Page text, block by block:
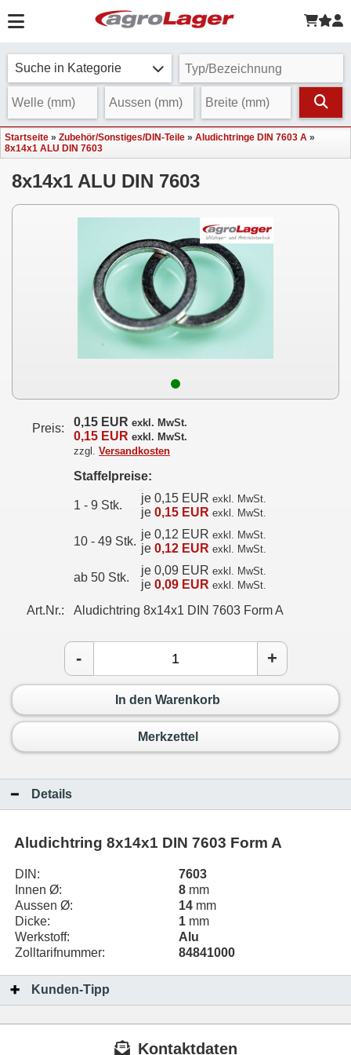
Suche in Kategorie
Startseite » Zubehör/Sonstiges/DIN-Teile » Aludichtringe DIN 7603 A »
8x14x1 ALU DIN 7603
8x14x1 ALU DIN 7603
Preis: 0,15 EUR exkl. MwSt.
0,15 EUR exkl. MwSt.
zzgl. Versandkosten
Staffelpreise:
1 - 9 Stk.
je 0,15 EUR exkl. MwSt.
je 0,15 EUR exkl. MwSt.
10 - 49 Stk.
je 0,12 EUR exkl. MwSt.
je 0,12 EUR exkl. MwSt.
ab 50 Stk.
je 0,09 EUR exkl. MwSt.
je 0,09 EUR exkl. MwSt.
Art.Nr.: Aludichtring 8x14x1 DIN 7603 Form A
- +
In den Warenkorb
Merkzettel
Details
Aludichtring 8x14x1 DIN 7603 Form A
DIN:
7603
Innen Ø:
8 mm
Aussen Ø:
14 mm
Dicke:
1 mm
Werkstoff:
Alu
Zolltarifnummer:
84841000
Kunden-Tipp
Kontaktdaten